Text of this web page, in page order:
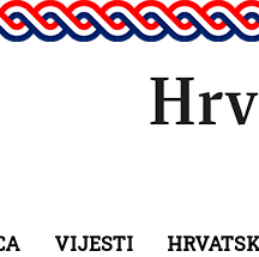
VIJESTI